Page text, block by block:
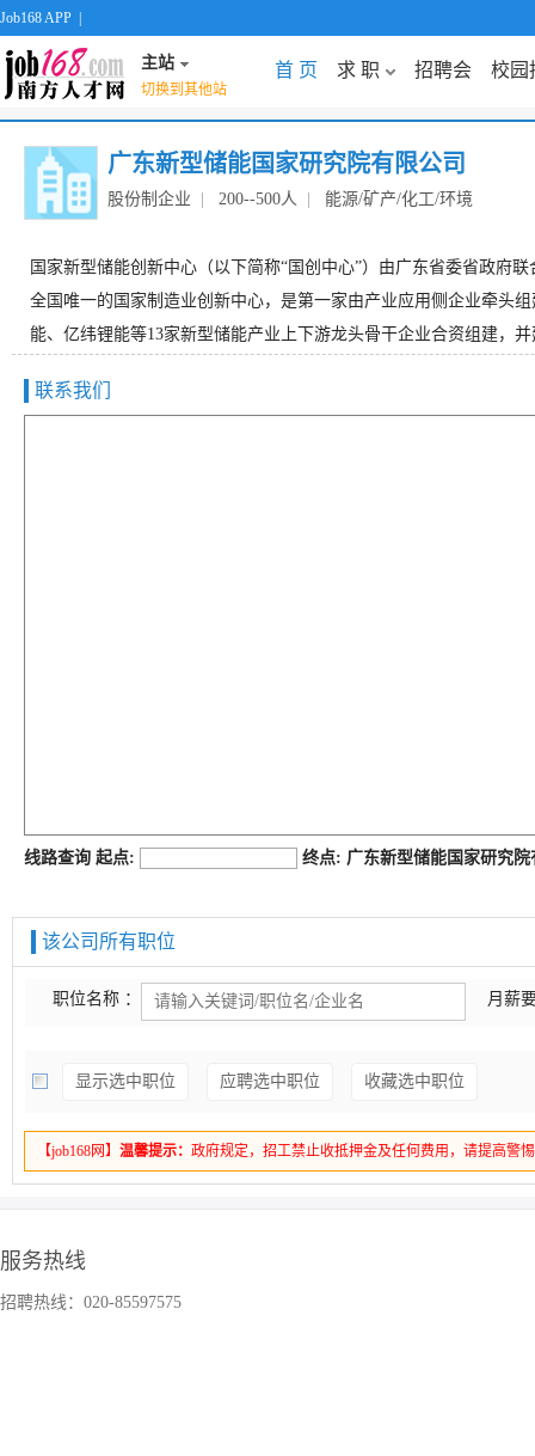
Job168 APP
主站
切换到其他站
首 页 求 职 招聘会 校园
广东新型储能国家研究院有限公司
股份制企业 200--500人 能源/矿产/化工/环境
国家新型储能创新中心（以下简称“国创中心”）由广东省委省政府
全国唯一的国家制造业创新中心，是第一家由产业应用侧企业牵头
能、亿纬锂能等13家新型储能产业上下游龙头骨干企业合资组建，
联系我们
线路查询 起点: 终点: 广东新型储能国家研究
该公司所有职位
职位名称 ： 月薪
显示选中职位 应聘选中职位 收藏选中职位
【job168网】 温馨提示： 政府规定，招工禁止收抵押金及任何费用，请提高警
服务热线
招聘热线：020-85597575